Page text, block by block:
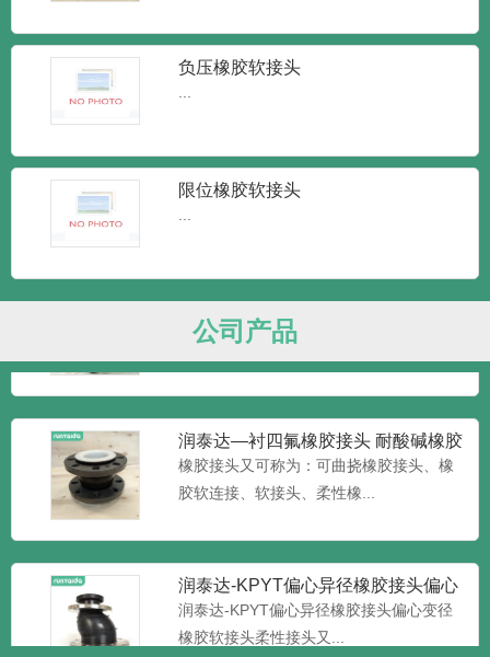
负压橡胶软接头
...
限位橡胶软接头
...
公司产品
头又叫做橡胶管软接...
可曲挠橡胶膨胀接头
润泰达-DN200单球体橡胶柔性接头 可曲挠
橡胶膨胀接头根据...
边橡胶接头和限位橡胶接头...
润泰达—衬四氟橡胶接头 耐酸碱橡胶
软接头
橡胶接头又可称为：可曲挠橡胶接头、橡
胶软连接、软接头、柔性橡...
润泰达-KPYT偏心异径橡胶接头偏心
变径橡胶软接头柔性接头
润泰达-KPYT偏心异径橡胶接头偏心变径
橡胶软接头柔性接头又...